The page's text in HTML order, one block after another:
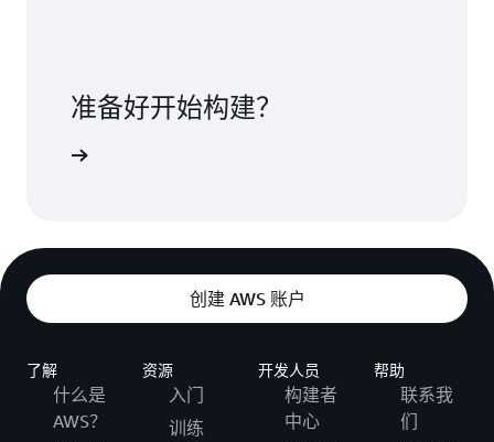
准备好开始构建？
创建 AWS 账户
了解
什么是
AWS？
资源
入门
训练
开发人员
构建者
中心
帮助
联系我
们